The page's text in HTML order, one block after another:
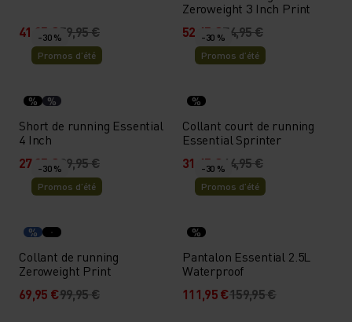
41,95 €59,95 €
Zeroweight 3 Inch Print
52,45 €74,95 €
-30 %
Promos d’été
% %
Short de running Essential
4 Inch
27,95 €39,95 €
-30 %
Promos d’été
%
Collant court de running
Essential Sprinter
31,45 €44,95 €
-30 %
Promos d’été
%
Collant de running
Zeroweight Print
69,95 €99,95 €
-30 %
Promos d’été
%
Pantalon Essential 2.5L
Waterproof
111,95 €159,95 €